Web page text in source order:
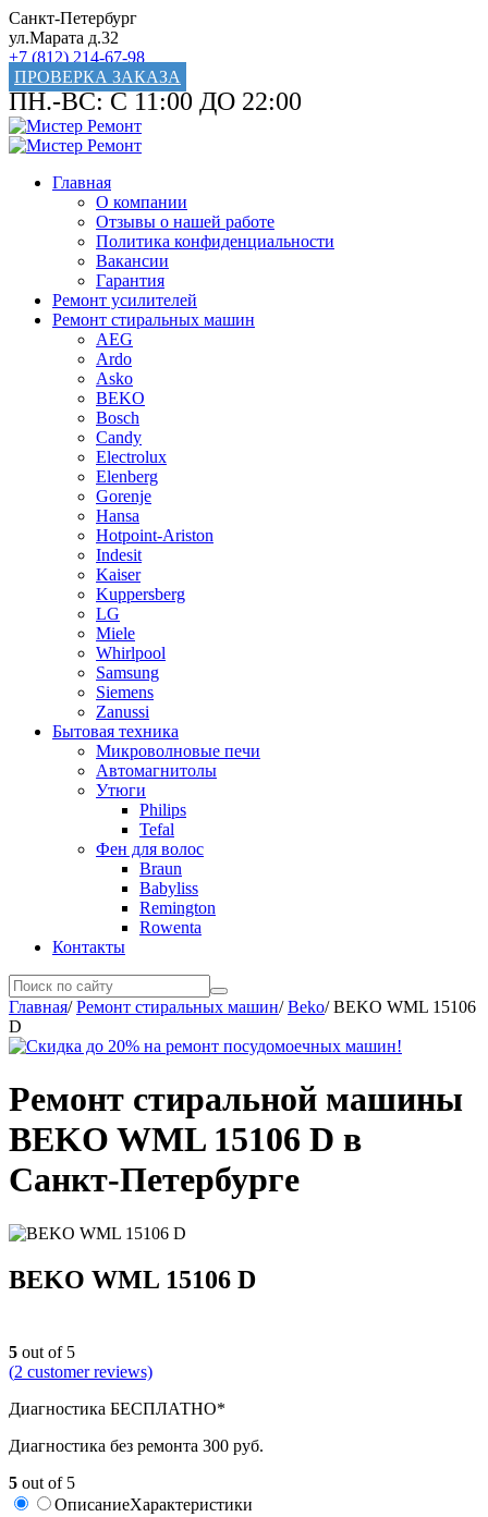
Санкт-Петербург
ул.Марата д.32
+7 (812) 214-67-98
ПРОВЕРКА ЗАКАЗА
ПН.-ВС: С 11:00 ДО 22:00
Главная
О компании
Отзывы о нашей работе
Политика конфиденциальности
Вакансии
Гарантия
Ремонт усилителей
Ремонт стиральных машин
AEG
Ardo
Asko
BEKO
Bosch
Candy
Electrolux
Elenberg
Gorenje
Hansa
Hotpoint-Ariston
Indesit
Kaiser
Kuppersberg
LG
Miele
Whirlpool
Samsung
Siemens
Zanussi
Бытовая техника
Микроволновые печи
Автомагнитолы
Утюги
Philips
Tefal
Фен для волос
Braun
Babyliss
Remington
Rowenta
Контакты
Главная/Ремонт стиральных машин/Beko/BEKO WML 15106
D
Ремонт стиральной машины
BEKO WML 15106 D в
Санкт-Петербурге
BEKO WML 15106 D
5 out of 5
(2 customer reviews)
Диагностика БЕСПЛАТНО*
Диагностика без ремонта 300 руб.
5 out of 5
ОписаниеХарактеристики